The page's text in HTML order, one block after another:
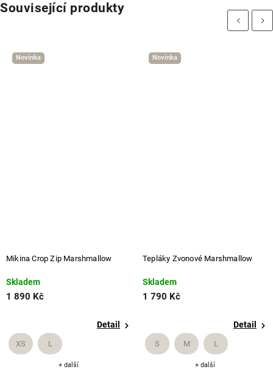
Související produkty
Previous
Novinka
Tepláky Zvonové Marshmallow
Skladem
1 790 Kč
Detail
S
+ další
Novinka
Mikina Zip Ash Grey
Skladem
2 390 Kč
XS S
+ další
Next